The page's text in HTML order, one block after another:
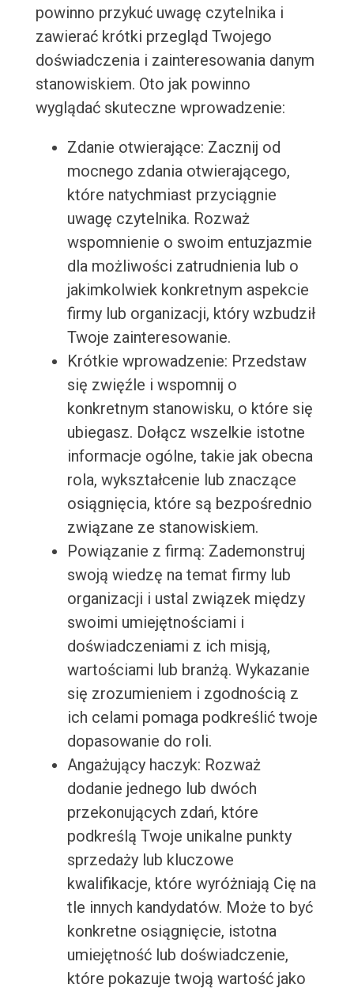
powinno przykuć uwagę czytelnika i
zawierać krótki przegląd Twojego
doświadczenia i zainteresowania danym
stanowiskiem. Oto jak powinno
wyglądać skuteczne wprowadzenie:
Zdanie otwierające: Zacznij od
mocnego zdania otwierającego,
które natychmiast przyciągnie
uwagę czytelnika. Rozważ
wspomnienie o swoim entuzjazmie
dla możliwości zatrudnienia lub o
jakimkolwiek konkretnym aspekcie
firmy lub organizacji, który wzbudził
Twoje zainteresowanie.
Krótkie wprowadzenie: Przedstaw
się zwięźle i wspomnij o
konkretnym stanowisku, o które się
ubiegasz. Dołącz wszelkie istotne
informacje ogólne, takie jak obecna
rola, wykształcenie lub znaczące
osiągnięcia, które są bezpośrednio
związane ze stanowiskiem.
Powiązanie z firmą: Zademonstruj
swoją wiedzę na temat firmy lub
organizacji i ustal związek między
swoimi umiejętnościami i
doświadczeniami z ich misją,
wartościami lub branżą. Wykazanie
się zrozumieniem i zgodnością z
ich celami pomaga podkreślić twoje
dopasowanie do roli.
Angażujący haczyk: Rozważ
dodanie jednego lub dwóch
przekonujących zdań, które
podkreślą Twoje unikalne punkty
sprzedaży lub kluczowe
kwalifikacje, które wyróżniają Cię na
tle innych kandydatów. Może to być
konkretne osiągnięcie, istotna
umiejętność lub doświadczenie,
które pokazuje twoją wartość jako